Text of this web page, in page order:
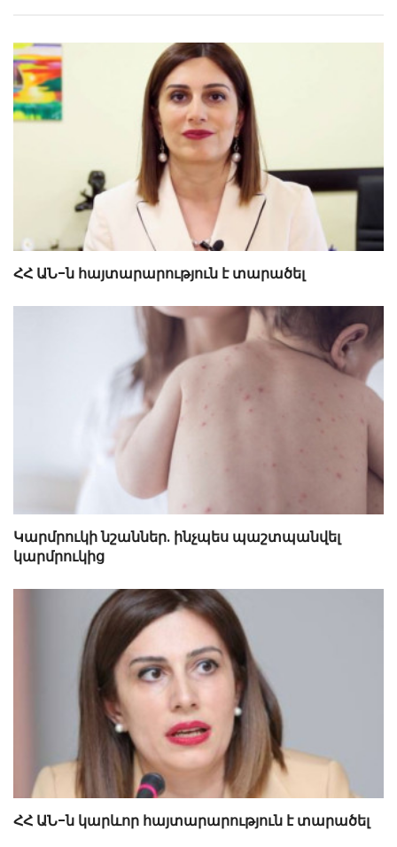
ՀՀ ԱՆ-ն հայտարարություն է տարածել
Կարմրուկի նշաններ. ինչպես պաշտպանվել
կարմրուկից
ՀՀ ԱՆ-ն կարևոր հայտարարություն է տարածել